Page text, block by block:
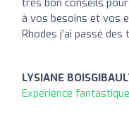
à vos besoins et vos
Rhodes j’ai passé
LYSIANE
Expérience